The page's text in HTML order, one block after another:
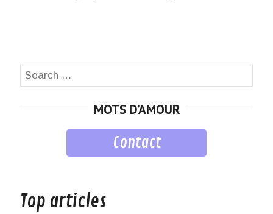
Search
MOTS D’AMOUR
Contact
Top articles